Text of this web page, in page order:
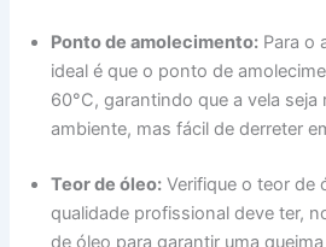
Ponto de amolecimento: Para o
ideal é que o ponto de
60°C, garantindo que a vela
ambiente, mas fácil de derreter
Teor de óleo: Verifique o teor de
qualidade profissional deve ter,
de óleo para garantir uma